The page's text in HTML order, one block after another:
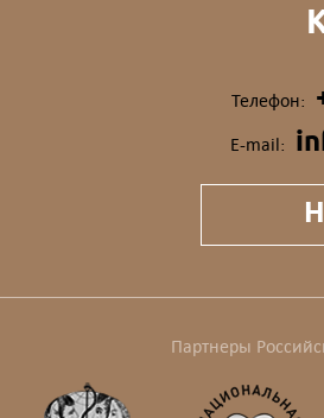
Телефон:
E-mail:
Партнеры